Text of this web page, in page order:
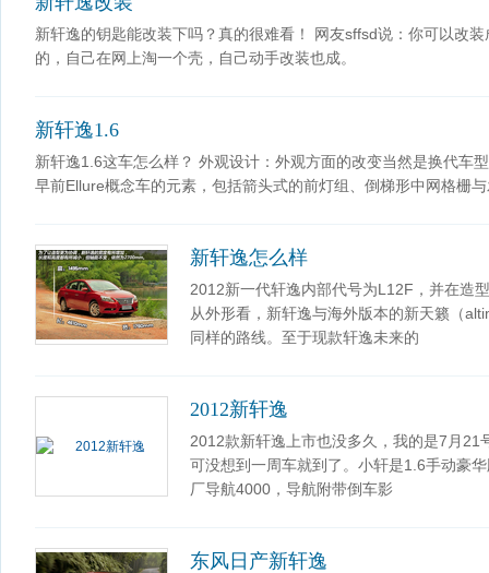
新轩逸的钥匙能改装下吗？真的很难看！ 网友sffsd说：你可以改
的，自己在网上淘一个壳，自己动手改装也成。
新轩逸1.6
新轩逸1.6这车怎么样？ 外观设计：外观方面的改变当然是换代车
早前Ellure概念车的元素，包括箭头式的前灯组、倒梯形中网格栅
新轩逸怎么样
2012新一代轩逸内部代号为L12F，并在造
从外形看，新轩逸与海外版本的新天籁（
同样的路线。至于现款轩逸未来的
2012新轩逸
2012款新轩逸上市也没多久，我的是7月
可没想到一周车就到了。小轩是1.6手动豪
厂导航4000，导航附带倒车影
东风日产新轩逸